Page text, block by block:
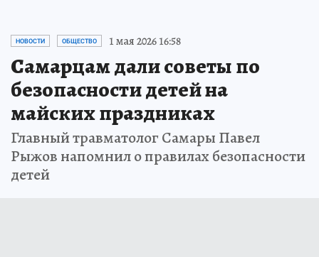
НОВОСТИ ОБЩЕСТВО 1 мая 2026 16:58
Самарцам дали советы по
безопасности детей на
майских праздниках
Главный травматолог Самары Павел
Рыжов напомнил о правилах безопасности
детей